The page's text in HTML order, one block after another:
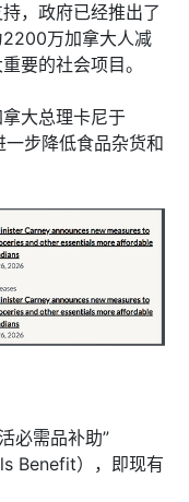
，政府已经推出了
万加拿大人减
要的社会项目。
大总理卡尼于
步降低食品杂货和
必需品补助”
Benefit），即现有